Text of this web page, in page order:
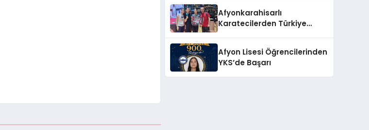
Afyonkarahisarlı
Karatecilerden Türkiye
Afyon Lisesi Öğrencilerinden
YKS’de Başarı